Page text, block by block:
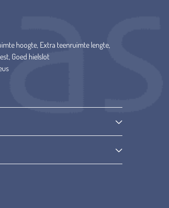
hoogte, Extra teenruimte lengte,
Goed hielslot